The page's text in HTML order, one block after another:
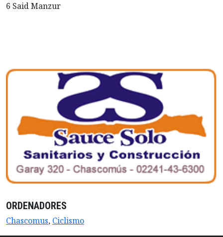
6 Said Manzur
ORDENADORES
Chascomus, Ciclismo